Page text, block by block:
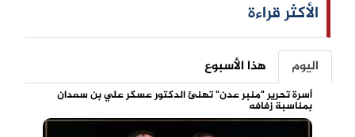
الأكثر قراءة
اليوم هذا الأسبوع
أسرة تحرير "منبر عدن" تهنئ الدكتور عسكر علي بن سعدان
بمناسبة زفافه